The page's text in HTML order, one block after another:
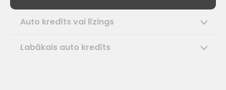
Auto kredīts vai līzings
Labākais auto kredīts